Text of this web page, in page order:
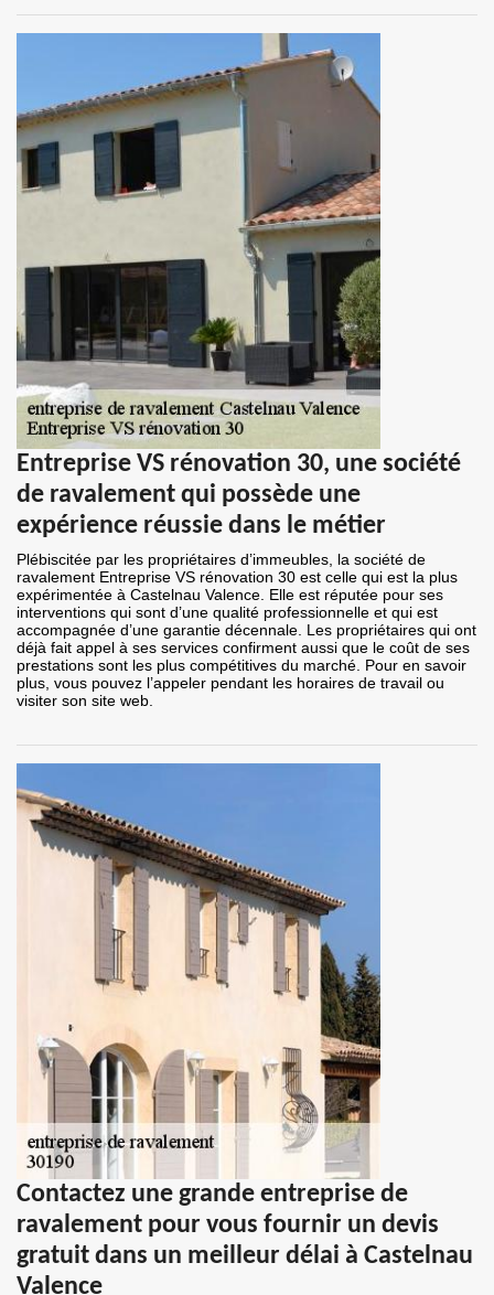
Entreprise VS rénovation 30, une société
de ravalement qui possède une
expérience réussie dans le métier
Plébiscitée par les propriétaires d’immeubles, la société de
ravalement Entreprise VS rénovation 30 est celle qui est la plus
expérimentée à Castelnau Valence. Elle est réputée pour ses
interventions qui sont d’une qualité professionnelle et qui est
accompagnée d’une garantie décennale. Les propriétaires qui ont
déjà fait appel à ses services confirment aussi que le coût de ses
prestations sont les plus compétitives du marché. Pour en savoir
plus, vous pouvez l’appeler pendant les horaires de travail ou
visiter son site web.
Contactez une grande entreprise de
ravalement pour vous fournir un devis
gratuit dans un meilleur délai à Castelnau
Valence